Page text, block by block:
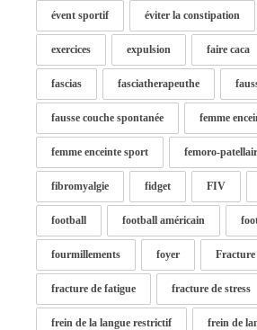
évent sportif éviter la constipation
exercices expulsion faire caca
fascias fasciatherapeuthe
fausse couche spontanée femme
femme enceinte sport femoro-
fibromyalgie fidget FIV
football football américain
fourmillements foyer Fracture
fracture de fatigue fracture de stress
frein de la langue restrictif frein de